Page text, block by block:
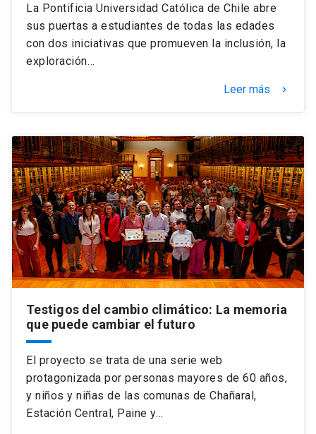
La Pontificia Universidad Católica de Chile abre
sus puertas a estudiantes de todas las edades
con dos iniciativas que promueven la inclusión, la
exploración…
Leer más keyboard_arrow_right
Testigos del cambio climático: La memoria
que puede cambiar el futuro
El proyecto se trata de una serie web
protagonizada por personas mayores de 60 años,
y niños y niñas de las comunas de Chañaral,
Estación Central, Paine y…